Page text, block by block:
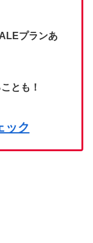
プランあ
とも！
ック